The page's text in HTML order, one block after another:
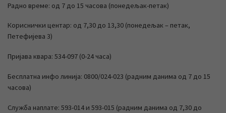
Радно време: од 7 до 15 часова (понедељак-петак)
Кориснички центар: од 7,30 до 13,30 (понедељак – петак,
Петефијева 3)
Пријава квара: 534-097 (0-24 часа)
Бесплатна инфо линија: 0800/024-023 (радним данима од 7 до 15
часова)
Служба наплате: 593-014 и 593-015 (радним данима од 7,30 до